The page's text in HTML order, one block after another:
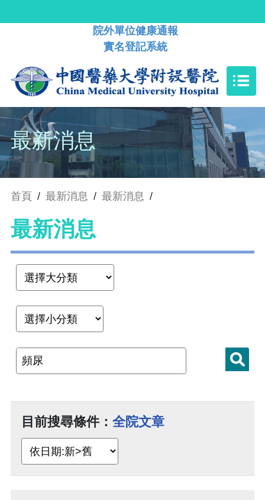
院外單位健康通報
實名登記系統
最新消息
首頁 / 最新消息 / 最新消息 /
最新消息
目前搜尋條件： 全院文章